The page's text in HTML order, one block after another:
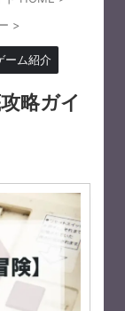
>
ーム紹介
略ガイ